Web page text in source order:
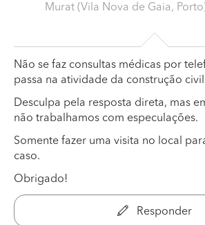
Murat (Vila Nova de Gaia,
Não se faz consultas médicas por
passa na atividade da construção
Desculpa pela resposta direta, mas
não trabalhamos com especulações.
Somente fazer uma visita no local
caso.
Obrigado!
Responder